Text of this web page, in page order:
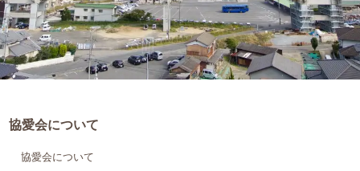
協愛会について
協愛会について